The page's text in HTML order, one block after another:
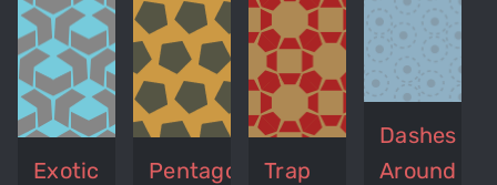
Exotic
Pentagons Trap
Dashes
Around